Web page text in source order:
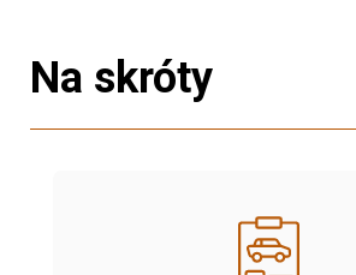
Na skróty